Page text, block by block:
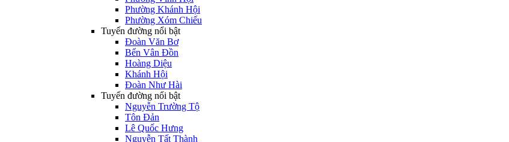
Phường Khánh Hội
Phường Xóm Chiếu
Tuyến đường nổi bật
Đoàn Văn Bơ
Bến Vân Đồn
Hoàng Diệu
Khánh Hội
Đoàn Như Hài
Tuyến đường nổi bật
Nguyễn Trường Tộ
Tôn Đản
Lê Quốc Hưng
Nguyễn Tất Thành